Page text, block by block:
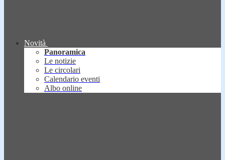
Novità
Panoramica
Le notizie
Le circolari
Calendario eventi
Albo online